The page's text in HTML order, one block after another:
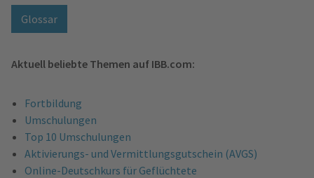
Glossar
Aktuell beliebte Themen auf IBB.com:
Fortbildung
Umschulungen
Top 10 Umschulungen
Aktivierungs- und Vermittlungsgutschein (AVGS)
Online-Deutschkurs für Geflüchtete